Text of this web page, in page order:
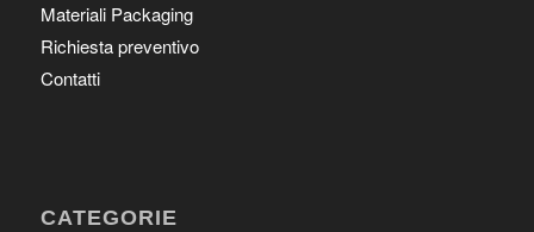
Materiali Packaging
Richiesta preventivo
Contatti
CATEGORIE